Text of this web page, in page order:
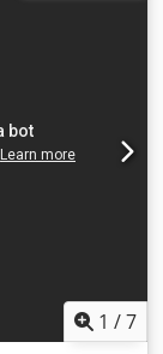
ok.: 4 x 1,6 x
1 /7